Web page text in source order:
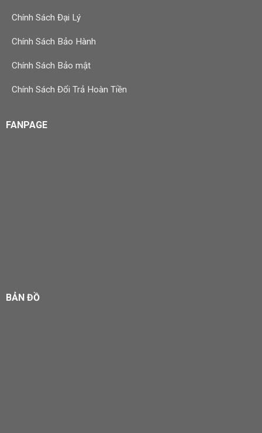
Chính Sách Đại Lý
Chính Sách Bảo Hành
Chính Sách Bảo mật
Chính Sách Đổi Trả Hoàn Tiền
FANPAGE
BẢN ĐỒ